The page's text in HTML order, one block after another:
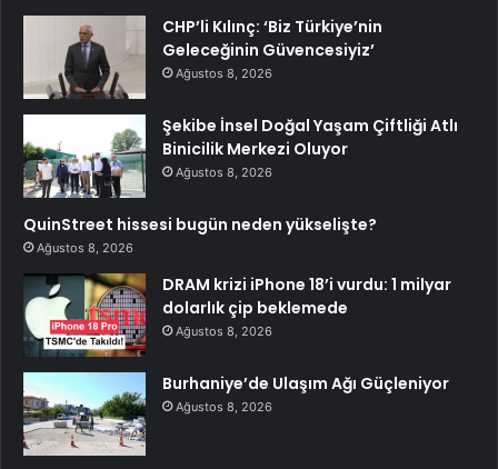
CHP’li Kılınç: ‘Biz Türkiye’nin
Geleceğinin Güvencesiyiz’
Ağustos 8, 2026
Şekibe İnsel Doğal Yaşam Çiftliği Atlı
Binicilik Merkezi Oluyor
Ağustos 8, 2026
QuinStreet hissesi bugün neden yükselişte?
Ağustos 8, 2026
DRAM krizi iPhone 18’i vurdu: 1 milyar
dolarlık çip beklemede
Ağustos 8, 2026
Burhaniye’de Ulaşım Ağı Güçleniyor
Ağustos 8, 2026